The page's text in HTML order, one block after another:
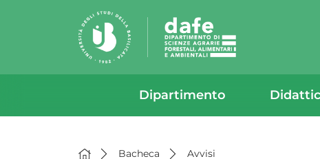
Dipartimento
Bacheca Avvisi